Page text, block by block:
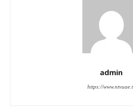
admin
https://